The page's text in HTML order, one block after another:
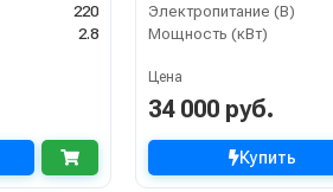
220
2.8
Электропитание (В)
Мощность (кВт)
Цена
34 000 руб.
Купить